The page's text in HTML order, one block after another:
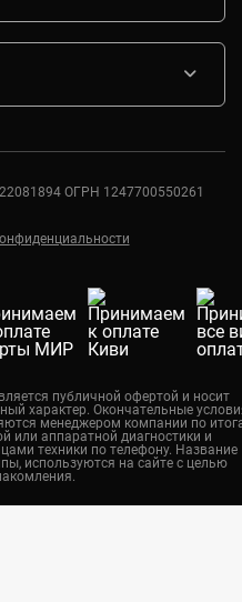
ОГРН 1247700550261
публичной офертой и носит
характер. Окончательные
менеджером компании по
или аппаратной диагностики и
техники по телефону. Название
используются на сайте с целью